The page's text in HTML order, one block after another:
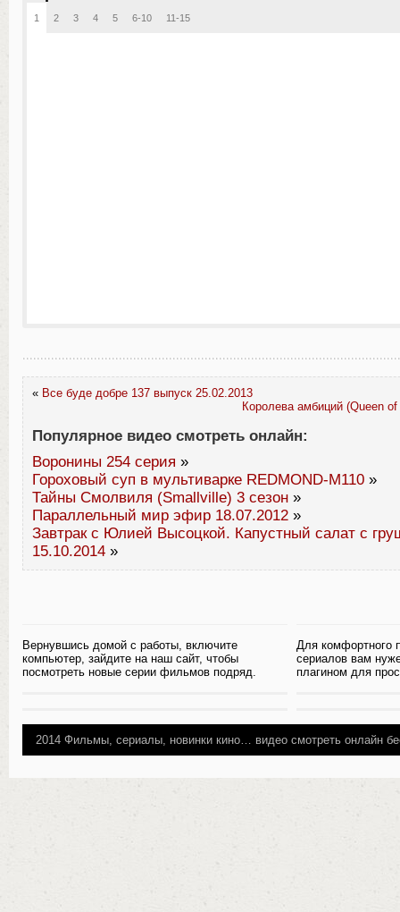
1 2 3 4 5 6-10 11-15
« Все буде добре 137 выпуск 25.02.2013
Королева амбиций (Queen
Популярное видео смотреть онлайн:
Воронины 254 серия »
Гороховый суп в мультиварке REDMOND-M110 »
Тайны Смолвиля (Smallville) 3 сезон »
Параллельный мир эфир 18.07.2012 »
Завтрак с Юлией Высоцкой. Капустный салат с
15.10.2014 »
Вернувшись домой с работы, включите
компьютер, зайдите на наш сайт, чтобы
посмотреть новые серии фильмов подряд.
Для комфортного
сериалов вам
плагином для
2014 Фильмы, сериалы, новинки кино… видео смотреть онлайн